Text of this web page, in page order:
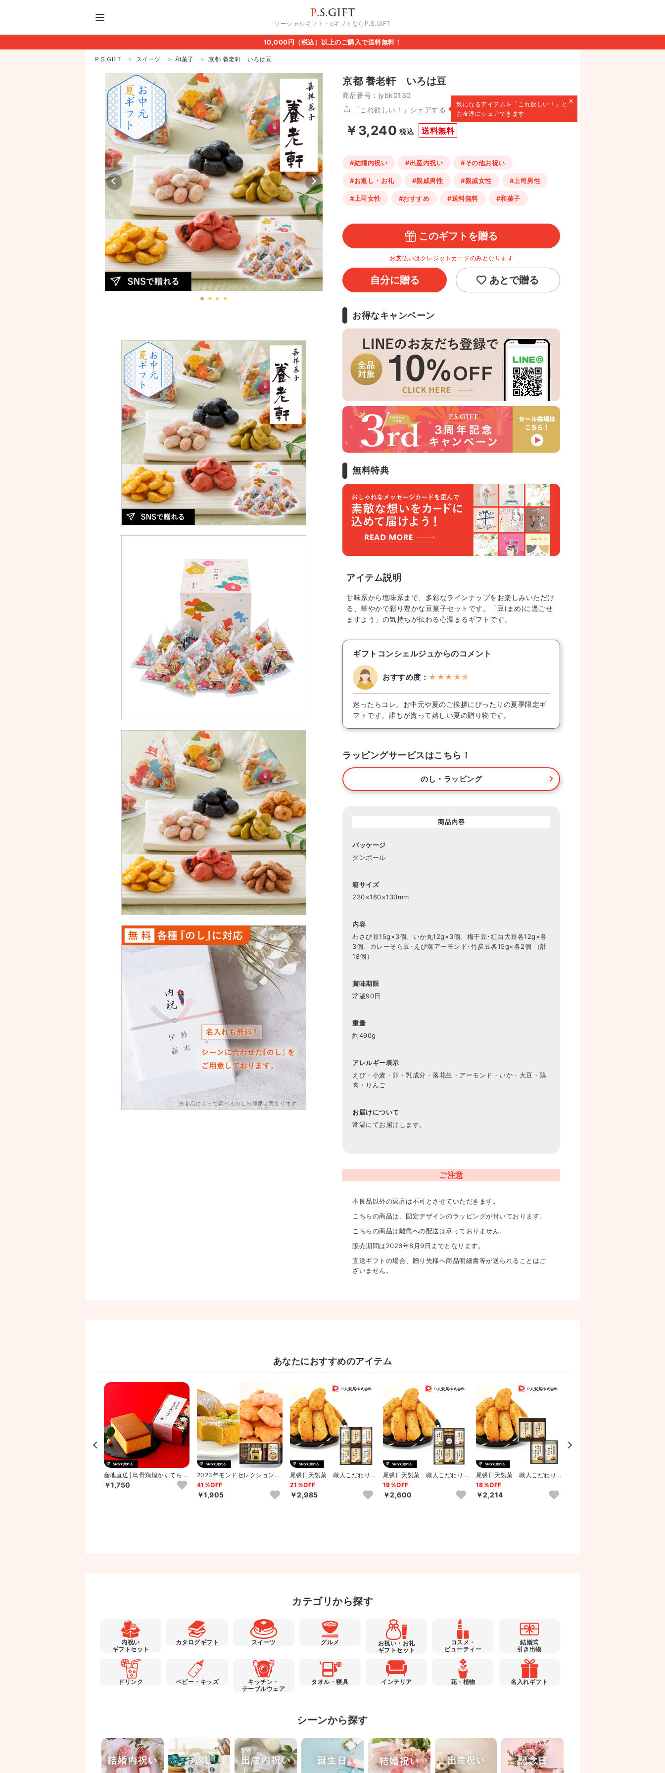
ソーシャルギフト・eギフトならP.S.GIFT
10,000円（税込）以上のご購入で送料無料！
P.S.GIFT スイーツ 和菓子 京都 養老軒 いろは豆
京都 養老軒 いろは豆
商品番号：jybk0130 ×
気になるアイテムを 「これ欲しい！」と
お友達にシェアできます
「これ欲しい！」シェアする
￥3,240 税込 送料無料
#結婚内祝い #出産内祝い #その他お祝い
#お返し・お礼 #親戚男性 #親戚女性 #上司男性
#上司女性 #おすすめ #送料無料 #和菓子
このギフトを贈る
お支払いはクレジットカードのみとなります
自分に贈る あとで贈る
お得なキャンペーン
無料特典
アイテム説明
甘味系から塩味系まで、多彩なラインナップをお楽しみいただけ
る、華やかで彩り豊かな豆菓子セットです。「豆(まめ)に過ごせ
ますよう」の気持ちが伝わる心温まるギフトです。
ギフトコンシェルジュからのコメント
おすすめ度： ★★★★☆
迷ったらコレ。お中元や夏のご挨拶にぴったりの夏季限定ギ
フトです。誰もが貰って嬉しい夏の贈り物です。
ラッピングサービスはこちら！
のし・ラッピング
商品内容
パッケージ
ダンボール
箱サイズ
230×180×130mm
内容
わさび豆15g×3個、いか丸12g×3個、梅干豆･紅白大豆各12g×各
3個、カレーそら豆･えび塩アーモンド･竹炭豆各15g×各2個 （計
18個）
賞味期限
常温90日
重量
約490g
アレルギー表示
えび・小麦・卵・乳成分・落花生・アーモンド・いか・大豆・鶏
肉・りんご
お届けについて
常温にてお届けします。
ご注意
不良品以外の返品は不可とさせていただきます。
こちらの商品は、固定デザインのラッピングが付いております。
こちらの商品は離島への配送は承っておりません。
販売期間は2026年8月9日までとなります。
直送ギフトの場合、贈り先様へ商品明細書等が送られることはご
ざいません。
あなたにおすすめのアイテム
産地直送│鳥骨鶏煌かすてら
（プレーン）
￥1,750
2023年モンドセレクション銀
賞受賞 セイコー珈琲＆和洋...
41％OFF
￥1,905
尾張日天製菓 職人こだわり
おかき詰合せE
21％OFF
￥2,985
尾張日天製菓 職人こだわり
おかき詰合せD
19％OFF
￥2,600
尾張日天製菓 職人こだわり
おかき詰合せC
18％OFF
￥2,214
カテゴリから探す
内祝い
ギフトセット
カタログギフト スイーツ グルメ
お祝い・お礼
ギフトセット
コスメ・
ビューティー
結婚式
引き出物
ドリンク ベビー・キッズ
キッチン・
テーブルウェア
タオル・寝具 インテリア 花・植物 名入れギフト
シーンから探す